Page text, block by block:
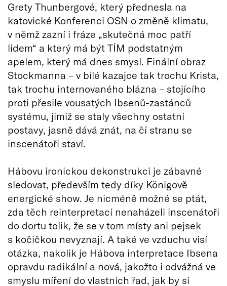
Grety Thunbergové, který přednesla na
katovické Konferenci OSN o změně klimatu,
v němž zazní i fráze „skutečná moc patří
lidem“ a který má být TÍM podstatným
apelem, který má dnes smysl. Finální obraz
Stockmanna – v bílé kazajce tak trochu Krista,
tak trochu internovaného blázna – stojícího
proti přesile vousatých Ibsenů-zastánců
systému, jimiž se staly všechny ostatní
postavy, jasně dává znát, na čí stranu se
inscenátoři staví.
Hábovu ironickou dekonstrukci je zábavné
sledovat, především tedy díky Königově
energické show. Je nicméně možné se ptát,
zda těch reinterpretací nenaházeli inscenátoři
do dortu tolik, že se v tom místy ani pejsek
s kočičkou nevyznají. A také ve vzduchu visí
otázka, nakolik je Hábova interpretace Ibsena
opravdu radikální a nová, jakožto i odvážná ve
smyslu míření do vlastních řad, jak by si